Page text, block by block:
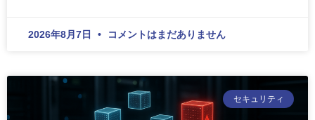
2026年8月7日 コメントはまだありません
セキュリティ